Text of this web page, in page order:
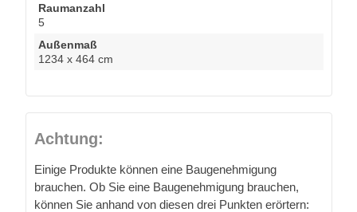
Raumanzahl
5
Außenmaß
1234 x 464 cm
Achtung:
Einige Produkte können eine Baugenehmigung
brauchen. Ob Sie eine Baugenehmigung brauchen,
können Sie anhand von diesen drei Punkten erörtern: